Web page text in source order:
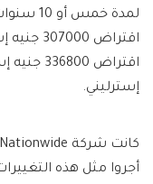
اقتراض
إسترليني.
أجروا مثل هذه